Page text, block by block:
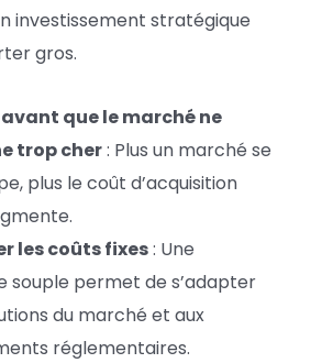
investissement stratégique
gros.
que le marché ne
trop cher: Plus un marché se
plus le coût d’acquisition
les coûts fixes: Une
souple permet de s’adapter
du marché et aux
réglementaires.